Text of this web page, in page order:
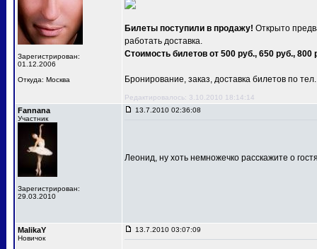
Зарегистрирован:
01.12.2006
Откуда: Москва
Билеты поступили в продажу! Открыто
работать доставка.
Стоимость билетов от 500 руб., 650 руб., 800
Бронирование, заказ, доставка билетов по
Редактировалось: 3.10.2010 18:14:14
Fannana
Участник
Зарегистрирован:
29.03.2010
13.7.2010 02:36:08
Леонид, ну хоть немножечко расскажите о
MalikaY
Новичок
13.7.2010 03:07:09